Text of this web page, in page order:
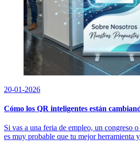
20-01-2026
Cómo los QR inteligentes están
Si vas a una feria de empleo, un congreso
es muy probable que tu mejor herramienta